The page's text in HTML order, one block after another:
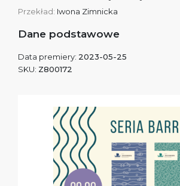
Przekład: Iwona Zimnicka
Dane podstawowe
Data premiery: 2023-05-25
SKU: Z800172